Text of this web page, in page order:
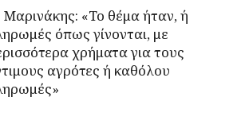
«Το θέμα ήταν, ή
όπως γίνονται, με
χρήματα για τους
αγρότες ή καθόλου